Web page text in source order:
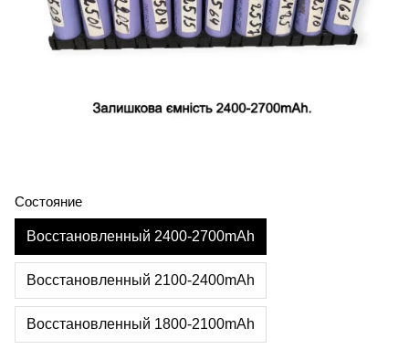
Состояние
Восстановленный 2400-2700mAh
Восстановленный 2100-2400mAh
Восстановленный 1800-2100mAh